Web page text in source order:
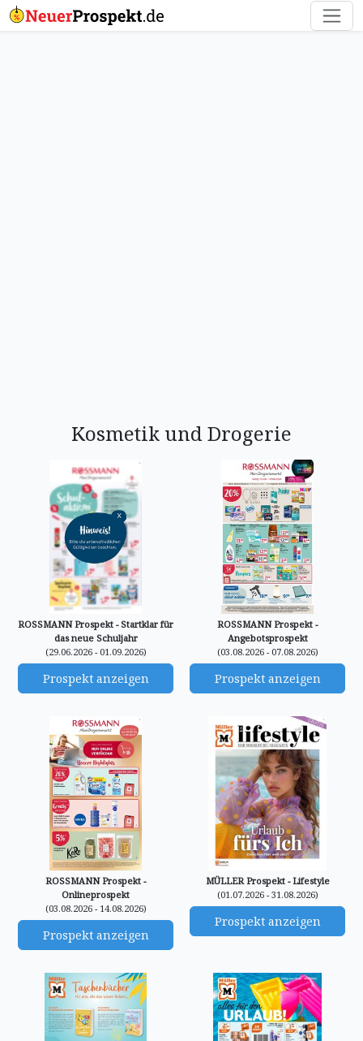
Kosmetik und Drogerie
ROSSMANN Prospekt - Startklar für
das neue Schuljahr
(29.06.2026 - 01.09.2026)
Prospekt anzeigen
ROSSMANN Prospekt -
Angebotsprospekt
(03.08.2026 - 07.08.2026)
Prospekt anzeigen
ROSSMANN Prospekt -
Onlineprospekt
(03.08.2026 - 14.08.2026)
Prospekt anzeigen
MÜLLER Prospekt - Lifestyle
(01.07.2026 - 31.08.2026)
Prospekt anzeigen